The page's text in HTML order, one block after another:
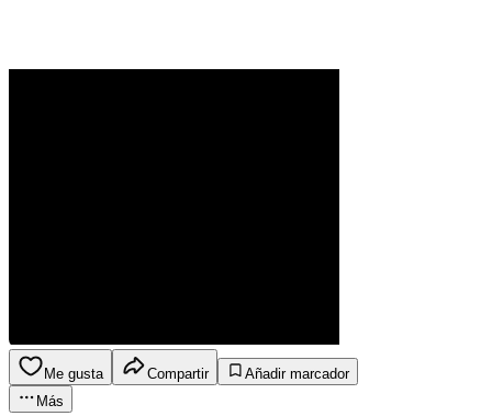
Me gusta Compartir
Añadir marcador
Más